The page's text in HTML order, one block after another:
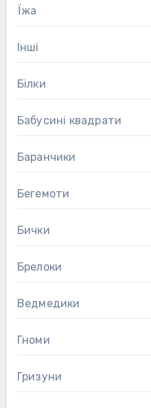
Їжа
Інші
Білки
Бабусині квадрати
Баранчики
Бегемоти
Бички
Брелоки
Ведмедики
Гноми
Гризуни